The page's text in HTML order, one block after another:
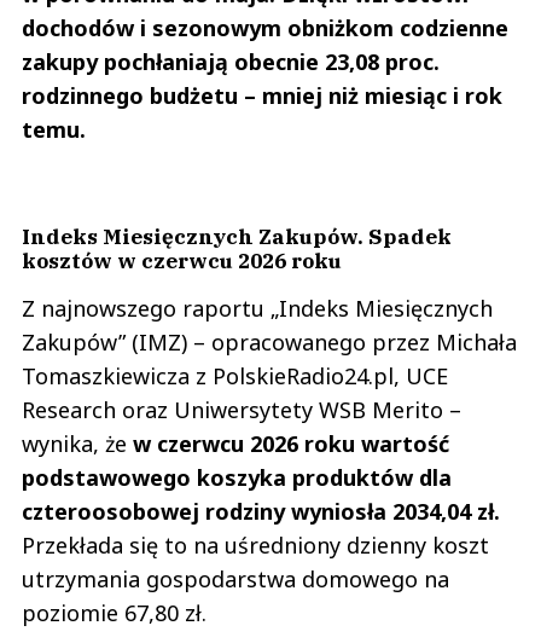
dochodów i sezonowym obniżkom codzienne
zakupy pochłaniają obecnie 23,08 proc.
rodzinnego budżetu – mniej niż miesiąc i rok
temu.
Indeks Miesięcznych Zakupów. Spadek
kosztów w czerwcu 2026 roku
Z najnowszego raportu „Indeks Miesięcznych
Zakupów” (IMZ) – opracowanego przez Michała
Tomaszkiewicza z PolskieRadio24.pl, UCE
Research oraz Uniwersytety WSB Merito –
wynika, że w czerwcu 2026 roku wartość
podstawowego koszyka produktów dla
czteroosobowej rodziny wyniosła 2034,04 zł.
Przekłada się to na uśredniony dzienny koszt
utrzymania gospodarstwa domowego na
poziomie 67,80 zł.